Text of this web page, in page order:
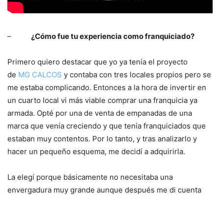
– ¿Cómo fue tu experiencia como franquiciado?
Primero quiero destacar que yo ya tenía el proyecto
de MG CALCOS y contaba con tres locales propios pero se
me estaba complicando. Entonces a la hora de invertir en
un cuarto local vi más viable comprar una franquicia ya
armada. Opté por una de venta de empanadas de una
marca que venía creciendo y que tenía franquiciados que
estaban muy contentos. Por lo tanto, y tras analizarlo y
hacer un pequeño esquema, me decidí a adquirirla.
La elegí porque básicamente no necesitaba una
envergadura muy grande aunque después me di cuenta